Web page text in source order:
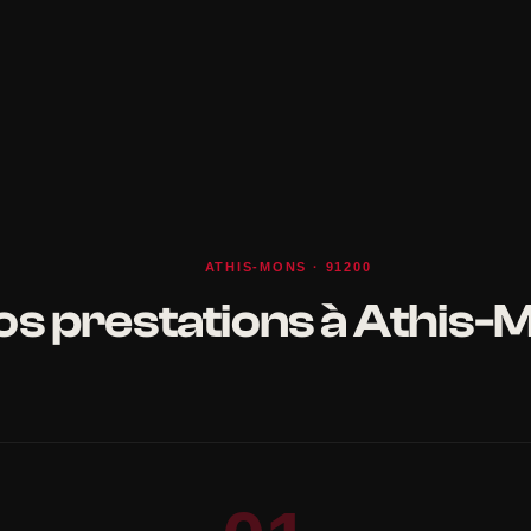
ATHIS-MONS · 91200
prestations à Athis-